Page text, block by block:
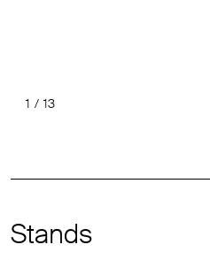
1 / 13
Stands